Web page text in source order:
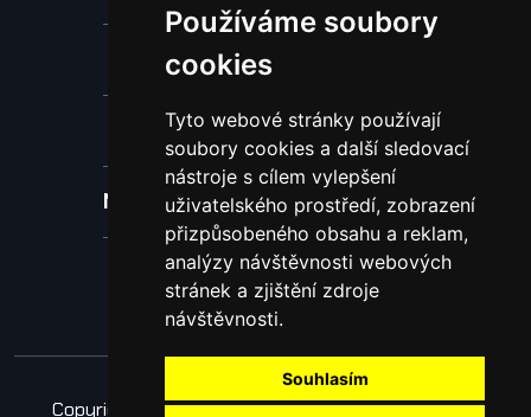
Používáme soubory
cookies
Tyto webové stránky používají
soubory cookies a další sledovací
nástroje s cílem vylepšení
uživatelského prostředí, zobrazení
přizpůsobeného obsahu a reklam,
analýzy návštěvnosti webových
stránek a zjištění zdroje
návštěvnosti.
Souhlasím
Nástroje pro ohraňovací lisy
Spotřební materiál a nástroje
Náhradní díly pro vodní paprsek
Laserové svařování
Copyright © 2026 Všechna práva vyhrazena